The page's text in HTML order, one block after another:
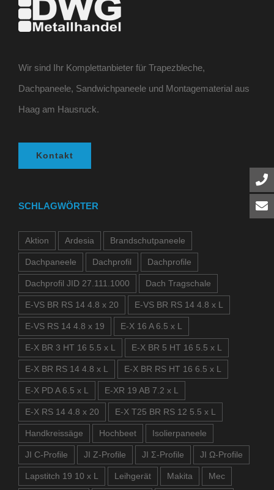
Wir sind Ihr Komplettanbieter für Trapezbleche,
Dachpaneele, Sandwichpaneele und Montagematerial aus
Haag am Hausruck.
Kontakt
SCHLAGWÖRTER
Aktion Ardesia Brandschutpaneele
Dachpaneele Dachprofil Dachprofile
Dachprofil JID 27.111.1000 Dach Tragschale
E-VS BR RS 14 4.8 x 20 E-VS BR RS 14 4.8 x L
E-VS RS 14 4.8 x 19 E-X 16 A 6.5 x L
E-X BR 3 HT 16 5.5 x L E-X BR 5 HT 16 5.5 x L
E-X BR RS 14 4.8 x L E-X BR RS HT 16 6.5 x L
E-X PD A 6.5 x L E-XR 19 AB 7.2 x L
E-X RS 14 4.8 x 20 E-X T25 BR RS 12 5.5 x L
Handkreissäge Hochbeet Isolierpaneele
JI C-Profile JI Z-Profile JI Σ-Profile JI Ω-Profile
Lapstitch 19 10 x L Leihgerät Makita Mec